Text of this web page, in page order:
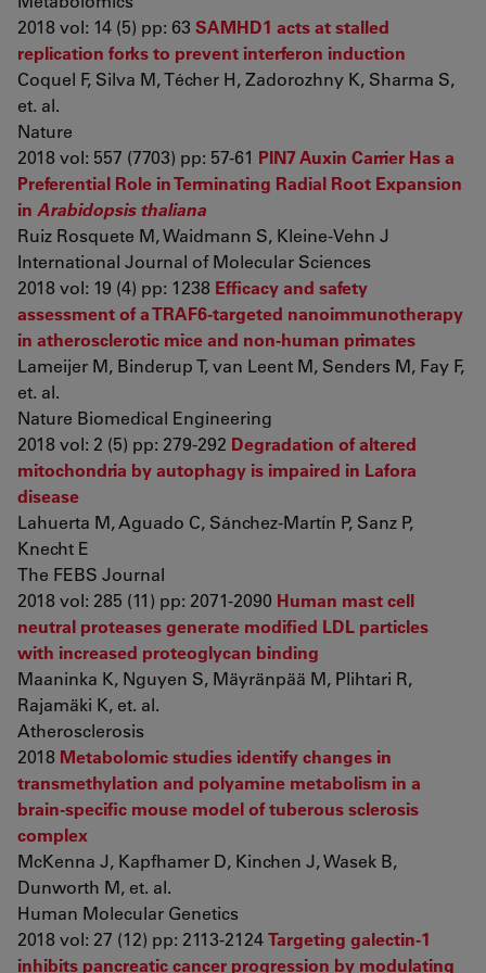
2018 vol: 14 (5) pp: 63 SAMHD1 acts at stalled
replication forks to prevent interferon induction
Coquel F, Silva M, Técher H, Zadorozhny K, Sharma S,
et. al.
Nature
2018 vol: 557 (7703) pp: 57-61 PIN7 Auxin Carrier Has a
Preferential Role in Terminating Radial Root Expansion
in Arabidopsis thaliana
Ruiz Rosquete M, Waidmann S, Kleine-Vehn J
International Journal of Molecular Sciences
2018 vol: 19 (4) pp: 1238 Efficacy and safety
assessment of a TRAF6-targeted nanoimmunotherapy
in atherosclerotic mice and non-human primates
Lameijer M, Binderup T, van Leent M, Senders M, Fay F,
et. al.
Nature Biomedical Engineering
2018 vol: 2 (5) pp: 279-292 Degradation of altered
mitochondria by autophagy is impaired in Lafora
disease
Lahuerta M, Aguado C, Sánchez-Martín P, Sanz P,
Knecht E
The FEBS Journal
2018 vol: 285 (11) pp: 2071-2090 Human mast cell
neutral proteases generate modified LDL particles
with increased proteoglycan binding
Maaninka K, Nguyen S, Mäyränpää M, Plihtari R,
Rajamäki K, et. al.
Atherosclerosis
2018 Metabolomic studies identify changes in
transmethylation and polyamine metabolism in a
brain-specific mouse model of tuberous sclerosis
complex
McKenna J, Kapfhamer D, Kinchen J, Wasek B,
Dunworth M, et. al.
Human Molecular Genetics
2018 vol: 27 (12) pp: 2113-2124Targeting galectin-1
inhibits pancreatic cancer progression by modulating